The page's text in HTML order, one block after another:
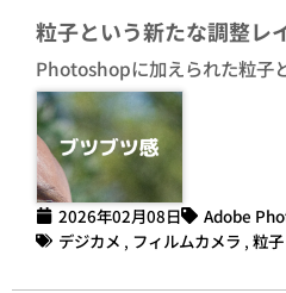
粒子という新たな調整レ
Photoshopに加えられた粒子
2026年02月08日
Adobe
デジカメ , フィルムカメラ , 粒子